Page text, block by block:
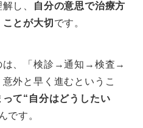
し、
自分の意思で治療方
とが大切 です。
は、「検診→通知→検査→
外と早く進むというこ
て“自分はどうしたい
です。